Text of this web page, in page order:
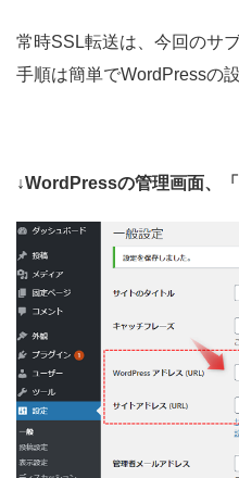
常時SSL転送は、今回のサ
手順は簡単でWordPressの
↓WordPressの管理画面、